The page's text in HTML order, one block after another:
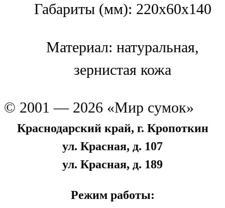
Габариты (мм): 220x60x140
Материал: натуральная,
зернистая кожа
© 2001 — 2026 «Мир сумок»
Краснодарский край, г. Кропоткин
ул. Красная, д. 107
ул. Красная, д. 189
Режим работы: